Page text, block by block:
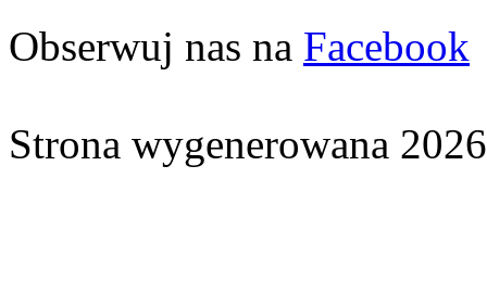
Obserwuj nas na Facebook
Strona wygenerowana